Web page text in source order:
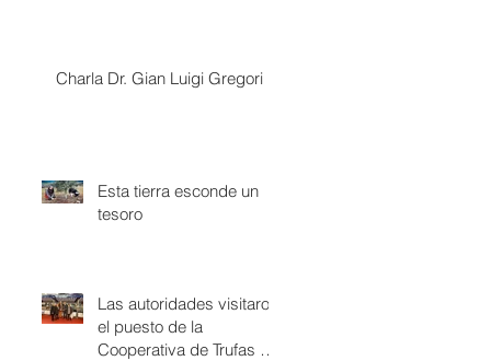
Charla Dr. Gian Luigi Gregori
Esta tierra esconde un
tesoro
Las autoridades visitaron
el puesto de la
Cooperativa de Trufas de